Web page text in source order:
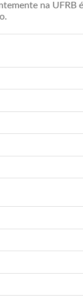
na